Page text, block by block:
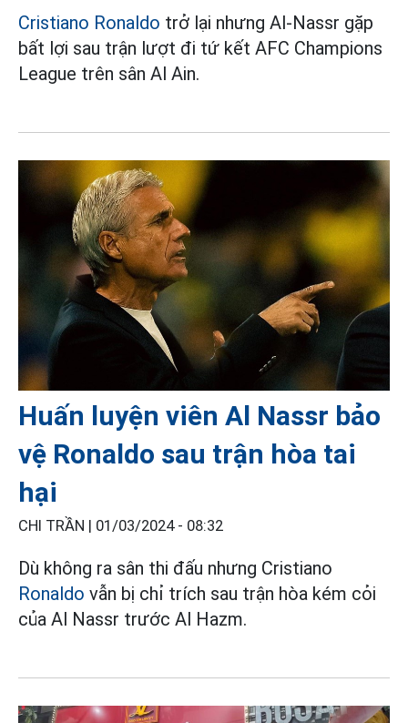
Cristiano Ronaldo trở lại nhưng Al-Nassr gặp
bất lợi sau trận lượt đi tứ kết AFC Champions
League trên sân Al Ain.
Huấn luyện viên Al Nassr bảo
vệ Ronaldo sau trận hòa tai
hại
CHI TRẦN | 01/03/2024 - 08:32
Dù không ra sân thi đấu nhưng Cristiano
Ronaldo vẫn bị chỉ trích sau trận hòa kém cỏi
của Al Nassr trước Al Hazm.